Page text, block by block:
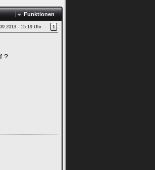
Funktionen
- 15:19 Uhr - 1
?